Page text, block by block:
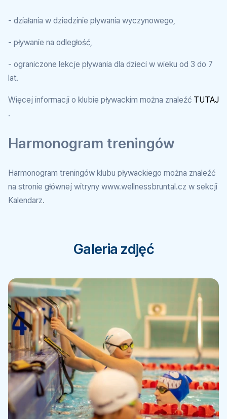
- działania w dziedzinie pływania wyczynowego,
- pływanie na odległość,
- ograniczone lekcje pływania dla dzieci w wieku od 3 do 7
lat.
Więcej informacji o klubie pływackim można znaleźć TUTAJ
.
Harmonogram treningów
Harmonogram treningów klubu pływackiego można znaleźć
na stronie głównej witryny www.wellnessbruntal.cz w sekcji
Kalendarz.
Galeria zdjęć